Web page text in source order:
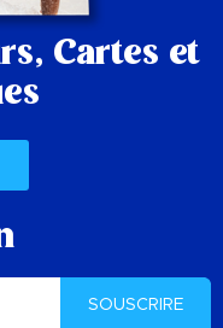
Cartes et
SOUSCRIRE